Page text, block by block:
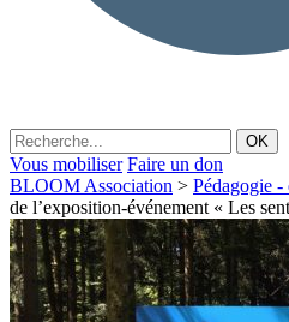
Vous mobiliser Faire un don
BLOOM Association > Pédagogie -
de l’exposition-événement « Les